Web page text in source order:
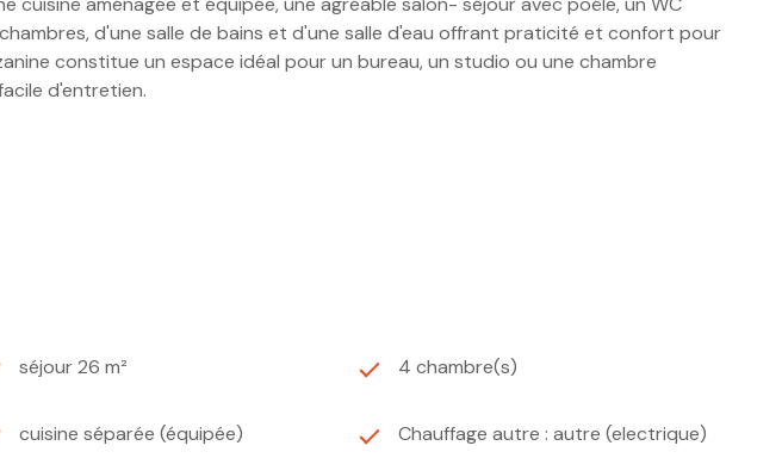
d'une salle de bains et d'une salle d'eau offrant praticité et confort pour
constitue un espace idéal pour un bureau, un studio ou une chambre
d'entretien.
séjour 26 m² 4 chambre(s)
cuisine séparée (équipée) Chauffage autre : autre (electrique)